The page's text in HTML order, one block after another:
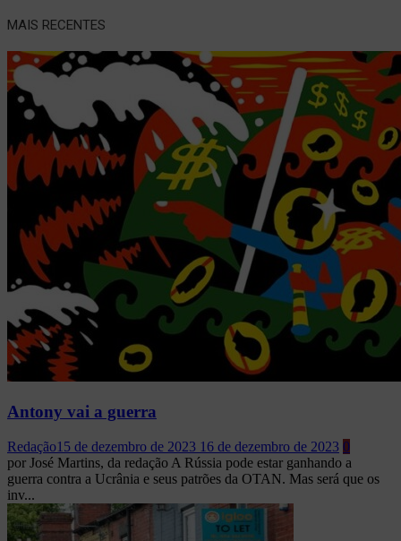
MAIS RECENTES
Antony vai a guerra
Redação15 de dezembro de 2023 16 de dezembro de 2023 0
por José Martins, da redação A Rússia pode estar ganhando a
guerra contra a Ucrânia e seus patrões da OTAN. Mas será que os
inv...